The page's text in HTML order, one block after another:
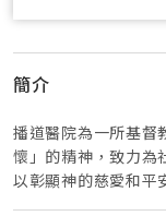
簡介
播道醫院為一所基督
懷」的精神，致力為
以彰顯神的慈愛和平
務，為病人提供預防